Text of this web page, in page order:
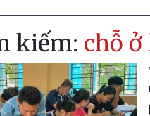
kiếm: chỗ